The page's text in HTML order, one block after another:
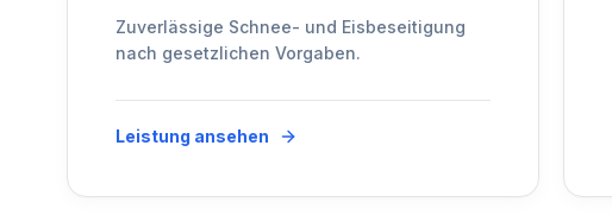
Zuverlässige Schnee- und Eisbeseitigung
nach gesetzlichen Vorgaben.
Leistung ansehen